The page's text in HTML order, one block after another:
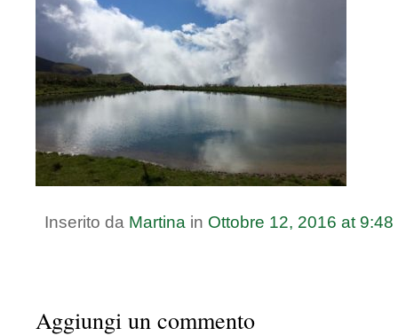
Inserito da Martina in Ottobre 12, 2016 at 9:48
Aggiungi un commento